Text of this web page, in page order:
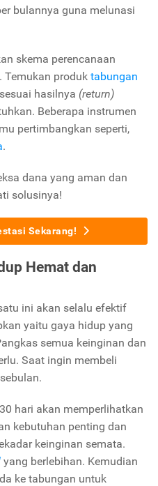
bulannya guna melunasi
skema perencanaan
Temukan produk tabungan
hasilnya (return)
Beberapa instrumen
pertimbangkan seperti,
.
dana yang aman dan
solusinya!
Sekarang!
Hemat dan
ini akan selalu efektif
yaitu gaya hidup yang
semua keinginan dan
Saat ingin membeli
hari akan memperlihatkan
kebutuhan penting dan
keinginan semata.
yang berlebihan. Kemudian
ke tabungan untuk